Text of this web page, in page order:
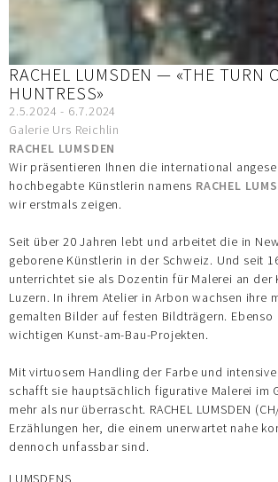
RACHEL LUMSDEN — «THE TURN
HUNTRESS»
2.5.2024 - 6.7.2024
Galerie Urs Reichlin
RACHEL LUMSDEN
Wir präsentieren Ihnen die international
hochbegabte Künstlerin namens RACHEL
wir erstmals zeigen.
Seit über 20 Jahren lebt und arbeitet die in
geborene Künstlerin in der Schweiz. Und seit
unterrichtet sie als Dozentin für Malerei an der
Luzern. In ihrem Atelier in Arbon wachsen ihre
gemalten Bilder auf festen Bildträgern. Ebenso
wichtigen Kunst-am-Bau-Projekten.
Mit virtuosem Handling der Farbe und
schafft sie hauptsächlich figurative Malerei im
mehr als nur überrascht. RACHEL LUMSDEN
Erzählungen her, die einem unerwartet nahe
dennoch unfassbar sind.
LUMSDENS